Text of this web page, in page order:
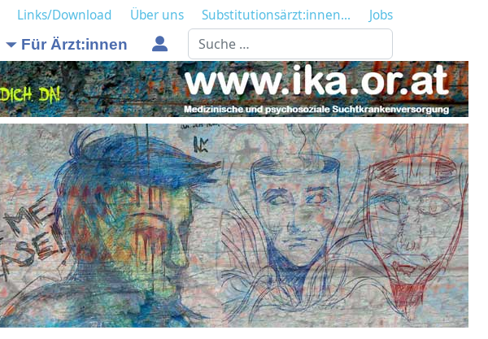
Links/Download Über uns Substitutionsärzt:innen...
Jobs
Für Ärzt:innen Suchen